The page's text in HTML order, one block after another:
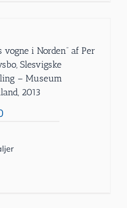
vogne i Norden” af Per
Slesvigske
– Museum
2013